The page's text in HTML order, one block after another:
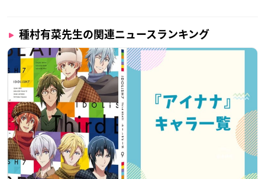
種村有菜先生の関連ニュースランキング